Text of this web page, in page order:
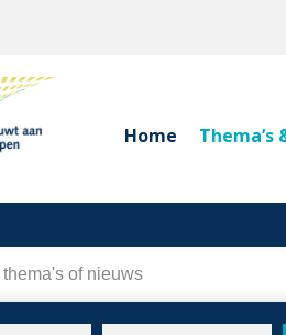
Home Thema’s